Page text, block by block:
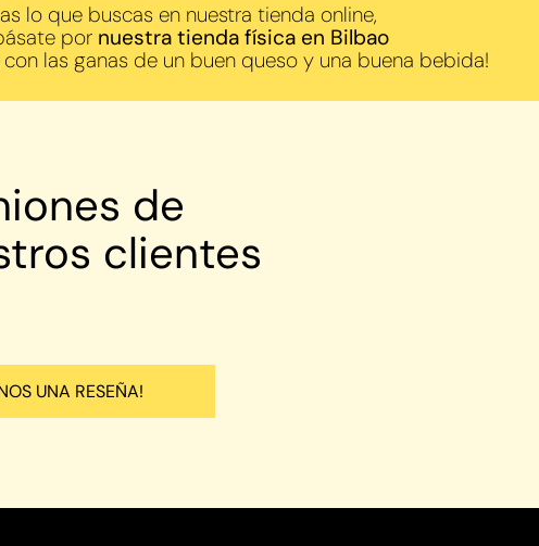
lo que buscas en nuestra tienda online,
por nuestra tienda física en Bilbao
con las ganas de un buen queso y una buena bebida!
de
clientes
UNA RESEÑA!